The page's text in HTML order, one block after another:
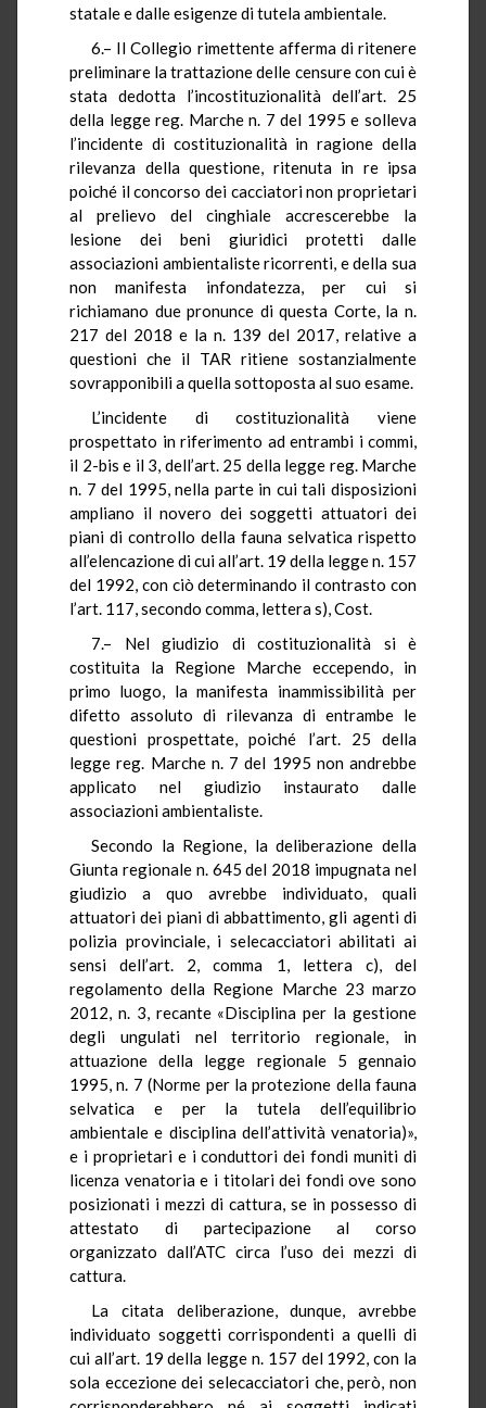
statale e dalle esigenze di tutela ambientale.
6.– Il Collegio rimettente afferma di ritenere
preliminare la trattazione delle censure con cui è
stata dedotta l’incostituzionalità dell’art. 25
della legge reg. Marche n. 7 del 1995 e solleva
l’incidente di costituzionalità in ragione della
rilevanza della questione, ritenuta in re ipsa
poiché il concorso dei cacciatori non proprietari
al prelievo del cinghiale accrescerebbe la
lesione dei beni giuridici protetti dalle
associazioni ambientaliste ricorrenti, e della sua
non manifesta infondatezza, per cui si
richiamano due pronunce di questa Corte, la n.
217 del 2018 e la n. 139 del 2017, relative a
questioni che il TAR ritiene sostanzialmente
sovrapponibili a quella sottoposta al suo esame.
L’incidente di costituzionalità viene
prospettato in riferimento ad entrambi i commi,
il 2-bis e il 3, dell’art. 25 della legge reg. Marche
n. 7 del 1995, nella parte in cui tali disposizioni
ampliano il novero dei soggetti attuatori dei
piani di controllo della fauna selvatica rispetto
all’elencazione di cui all’art. 19 della legge n. 157
del 1992, con ciò determinando il contrasto con
l’art. 117, secondo comma, lettera s), Cost.
7.– Nel giudizio di costituzionalità si è
costituita la Regione Marche eccependo, in
primo luogo, la manifesta inammissibilità per
difetto assoluto di rilevanza di entrambe le
questioni prospettate, poiché l’art. 25 della
legge reg. Marche n. 7 del 1995 non andrebbe
applicato nel giudizio instaurato dalle
associazioni ambientaliste.
Secondo la Regione, la deliberazione della
Giunta regionale n. 645 del 2018 impugnata nel
giudizio a quo avrebbe individuato, quali
attuatori dei piani di abbattimento, gli agenti di
polizia provinciale, i selecacciatori abilitati ai
sensi dell’art. 2, comma 1, lettera c), del
regolamento della Regione Marche 23 marzo
2012, n. 3, recante «Disciplina per la gestione
degli ungulati nel territorio regionale, in
attuazione della legge regionale 5 gennaio
1995, n. 7 (Norme per la protezione della fauna
selvatica e per la tutela dell’equilibrio
ambientale e disciplina dell’attività venatoria)»,
e i proprietari e i conduttori dei fondi muniti di
licenza venatoria e i titolari dei fondi ove sono
posizionati i mezzi di cattura, se in possesso di
attestato di partecipazione al corso
organizzato dall’ATC circa l’uso dei mezzi di
cattura.
La citata deliberazione, dunque, avrebbe
individuato soggetti corrispondenti a quelli di
cui all’art. 19 della legge n. 157 del 1992, con la
sola eccezione dei selecacciatori che, però, non